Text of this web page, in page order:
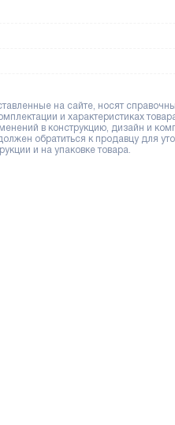
на сайте, носят
и характеристиках
в конструкцию, дизайн и
обратиться к продавцу для
и на упаковке товара.